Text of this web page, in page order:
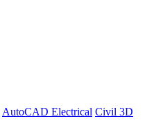
AutoCAD Electrical Civil 3D